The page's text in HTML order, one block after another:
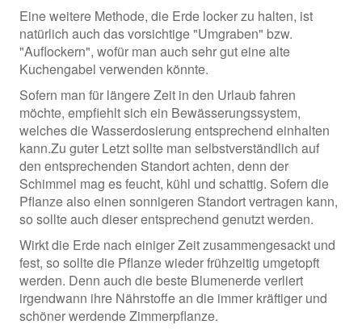
Eine weitere Methode, die Erde locker zu halten, ist
natürlich auch das vorsichtige "Umgraben" bzw.
"Auflockern", wofür man auch sehr gut eine alte
Kuchengabel verwenden könnte.
Sofern man für längere Zeit in den Urlaub fahren
möchte, empfiehlt sich ein Bewässerungssystem,
welches die Wasserdosierung entsprechend einhalten
kann.Zu guter Letzt sollte man selbstverständlich auf
den entsprechenden Standort achten, denn der
Schimmel mag es feucht, kühl und schattig. Sofern die
Pflanze also einen sonnigeren Standort vertragen kann,
so sollte auch dieser entsprechend genutzt werden.
Wirkt die Erde nach einiger Zeit zusammengesackt und
fest, so sollte die Pflanze wieder frühzeitig umgetopft
werden. Denn auch die beste Blumenerde verliert
irgendwann ihre Nährstoffe an die immer kräftiger und
schöner werdende Zimmerpflanze.